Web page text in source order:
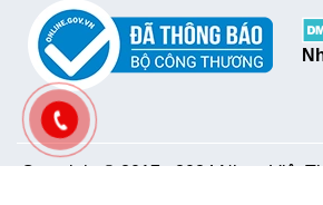
Copyright © 2017 - 2024 Nhựa Việt